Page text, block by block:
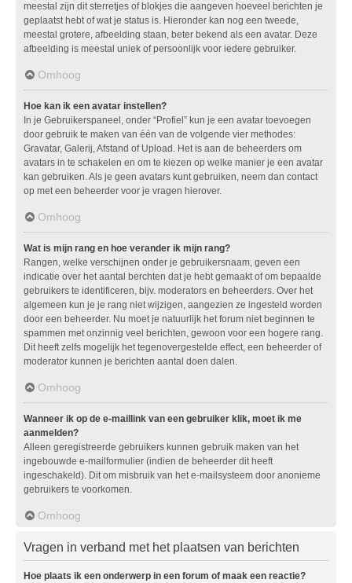
meestal zijn dit sterretjes of blokjes die aangeven hoeveel berichten je
geplaatst hebt of wat je status is. Hieronder kan nog een tweede,
meestal grotere, afbeelding staan, beter bekend als een avatar. Deze
afbeelding is meestal uniek of persoonlijk voor iedere gebruiker.
Omhoog
Hoe kan ik een avatar instellen?
In je Gebruikerspaneel, onder “Profiel” kun je een avatar toevoegen
door gebruik te maken van één van de volgende vier methodes:
Gravatar, Galerij, Afstand of Upload. Het is aan de beheerders om
avatars in te schakelen en om te kiezen op welke manier je een avatar
kan gebruiken. Als je geen avatars kunt gebruiken, neem dan contact
op met een beheerder voor je vragen hierover.
Omhoog
Wat is mijn rang en hoe verander ik mijn rang?
Rangen, welke verschijnen onder je gebruikersnaam, geven een
indicatie over het aantal berchten dat je hebt gemaakt of om bepaalde
gebruikers te identificeren, bijv. moderators en beheerders. Over het
algemeen kun je je rang niet wijzigen, aangezien ze ingesteld worden
door een beheerder. Nu moet je natuurlijk het forum niet beginnen te
spammen met onzinnig veel berichten, gewoon voor een hogere rang.
Dit heeft zelfs mogelijk het tegenovergestelde effect, een beheerder of
moderator kunnen je berichten aantal doen dalen.
Omhoog
Wanneer ik op de e-maillink van een gebruiker klik, moet ik me
aanmelden?
Alleen geregistreerde gebruikers kunnen gebruik maken van het
ingebouwde e-mailformulier (indien de beheerder dit heeft
ingeschakeld). Dit om misbruik van het e-mailsysteem door anonieme
gebruikers te voorkomen.
Omhoog
Vragen in verband met het plaatsen van berichten
Hoe plaats ik een onderwerp in een forum of maak een reactie?